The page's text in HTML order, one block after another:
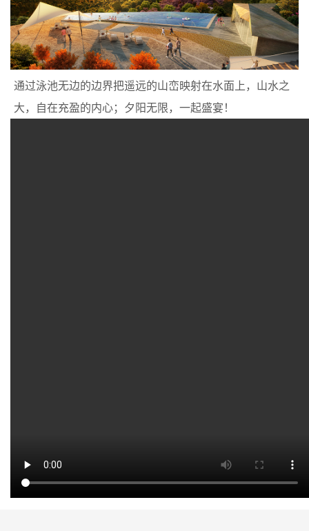
通过泳池无边的边界把遥远的山峦映射在水面上，山水之
大，自在充盈的内心；夕阳无限，一起盛宴！